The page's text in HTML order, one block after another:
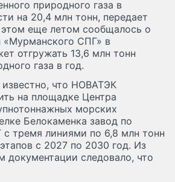
природного газа в
на 20,4 млн тонн, передает
еще летом сообщалось о
«Мурманского СПГ» в
отгружать 13,6 млн тонн
газа в год.
что НОВАТЭК
на площадке Центра
морских
Белокаменка завод по
с тремя линиями по 6,8 млн тонн
с 2027 по 2030 год. Из
документации следовало, что